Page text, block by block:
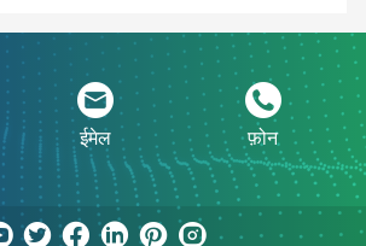
ईमेल फ़ोन